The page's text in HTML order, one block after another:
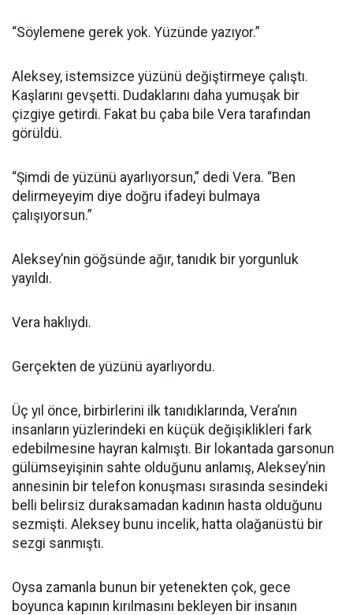
“Söylemene gerek yok. Yüzünde yazıyor.”
Aleksey, istemsizce yüzünü değiştirmeye çalıştı.
Kaşlarını gevşetti. Dudaklarını daha yumuşak bir
çizgiye getirdi. Fakat bu çaba bile Vera tarafından
görüldü.
“Şimdi de yüzünü ayarlıyorsun,” dedi Vera. “Ben
delirmeyeyim diye doğru ifadeyi bulmaya
çalışıyorsun.”
Aleksey’nin göğsünde ağır, tanıdık bir yorgunluk
yayıldı.
Vera haklıydı.
Gerçekten de yüzünü ayarlıyordu.
Üç yıl önce, birbirlerini ilk tanıdıklarında, Vera’nın
insanların yüzlerindeki en küçük değişiklikleri fark
edebilmesine hayran kalmıştı. Bir lokantada garsonun
gülümseyişinin sahte olduğunu anlamış, Aleksey’nin
annesinin bir telefon konuşması sırasında sesindeki
belli belirsiz duraksamadan kadının hasta olduğunu
sezmişti. Aleksey bunu incelik, hatta olağanüstü bir
sezgi sanmıştı.
Oysa zamanla bunun bir yetenekten çok, gece
boyunca kapının kırılmasını bekleyen bir insanın